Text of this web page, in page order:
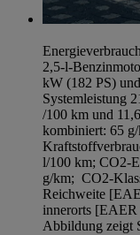
2,5-l-
kW (182 PS)
Systemleistung
/100 km und
kombiniert: 65
l/100 km; CO2-
g/km; CO2-
Reichweite
innerorts
Abbildung zeigt